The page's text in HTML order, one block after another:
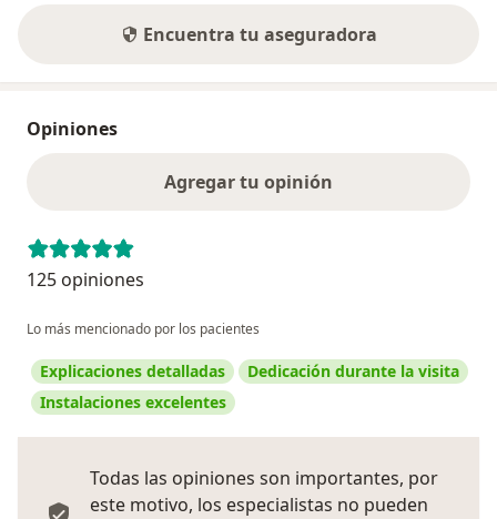
Encuentra tu aseguradora
Opiniones
Agregar tu opinión
125 opiniones
Lo más mencionado por los pacientes
Explicaciones detalladas
Dedicación durante la visita
Instalaciones excelentes
Todas las opiniones son importantes, por
este motivo, los especialistas no pueden